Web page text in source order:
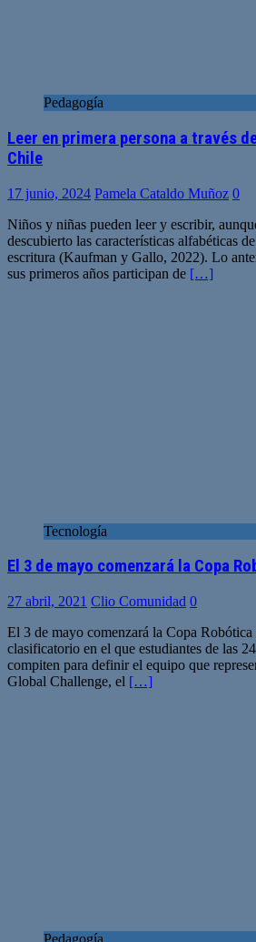
Pedagogía
Leer en primera persona a través
Chile
17 junio, 2024 Pamela Cataldo Muñoz 0
Niños y niñas pueden leer y escribir,
descubierto las características alfabéticas
escritura (Kaufman y Gallo, 2022). Lo
sus primeros años participan de […]
Tecnología
El 3 de mayo comenzará la Copa
27 abril, 2021 Clio Comunidad 0
El 3 de mayo comenzará la Copa Robótica
clasificatorio en el que estudiantes de las
compiten para definir el equipo que
Global Challenge, el […]
Pedagogía